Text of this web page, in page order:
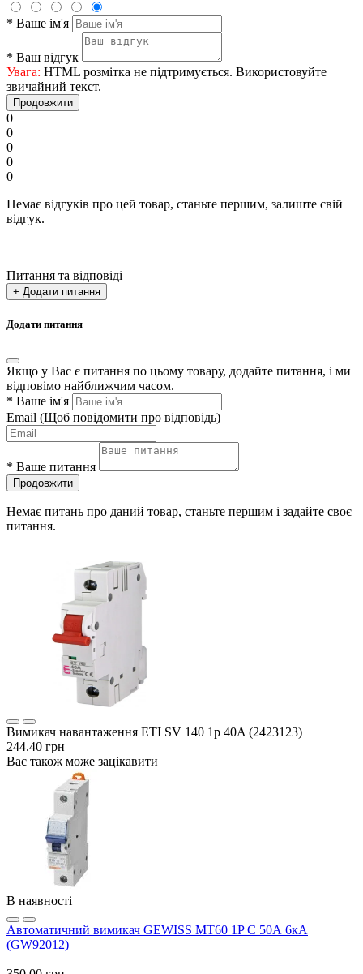
* Ваше ім'я
* Ваш відгук
Увага: HTML розмітка не підтримується. Використовуйте
звичайний текст.
Продовжити
0
0
0
0
0
Немає відгуків про цей товар, станьте першим, залиште свій
відгук.
Питання та відповіді
+ Додати питання
Додати питання
Якщо у Вас є питання по цьому товару, додайте питання, і ми
відповімо найближчим часом.
* Ваше ім'я
Email (Щоб повідомити про відповідь)
* Ваше питання
Продовжити
Немає питань про даний товар, станьте першим і задайте своє
питання.
Вимикач навантаження ETI SV 140 1p 40A (2423123)
244.40 грн
Вас також може зацікавити
В наявності
Автоматичний вимикач GEWISS МТ60 1P C 50А 6кА
(GW92012)